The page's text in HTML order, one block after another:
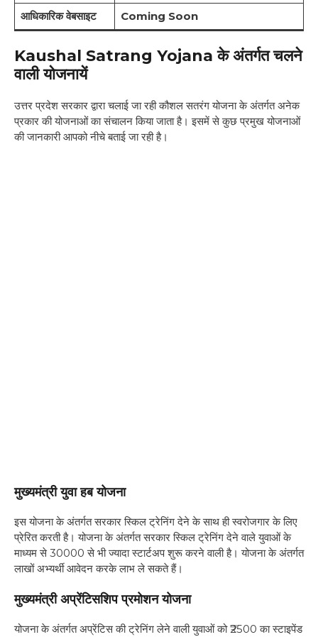
आधिकारिक वेबसाइट Coming Soon
Kaushal Satrang Yojana के अंतर्गत चलने
वाली योजनायें
उत्तर प्रदेश सरकार द्वारा चलाई जा रही कौशल सतरंग योजना के अंतर्गत अनेक
प्रकार की योजनाओं का संचालन किया जाता है। इसमें से कुछ प्रमुख योजनाओं
की जानकारी आपको नीचे बताई जा रही है।
मुख्यमंत्री युवा हब योजना
इस योजना के अंतर्गत सरकार स्किल ट्रेनिंग देने के साथ ही स्वरोजगार के लिए
प्रेरित करती है। योजना के अंतर्गत सरकार स्किल ट्रेनिंग देने वाले युवाओं के
माध्यम से 30000 से भी ज्यादा स्टार्टअप शुरू करने वाली है। योजना के अंतर्गत
लाखों अभ्यर्थी आवेदन करके लाभ ले सकते हैं।
मुख्यमंत्री अप्रेंटिसशिप प्रमोशन योजना
योजना के अंतर्गत अप्रेंटिस की ट्रेनिंग लेने वाली युवाओं को ₹2500 का स्टाइपेंड